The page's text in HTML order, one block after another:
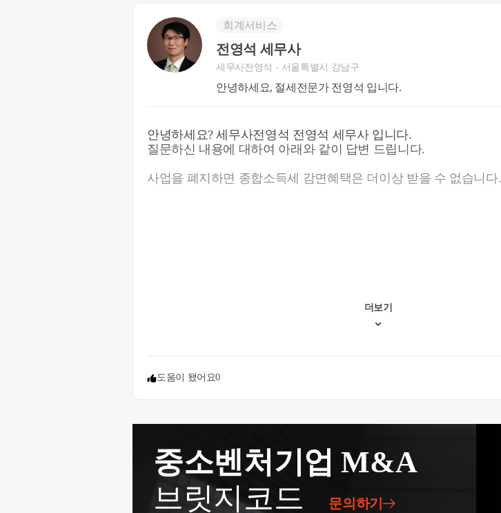
회계서비스
전영석 세무사
세무사전영석 서울특별시 강남구
안녕하세요, 절세전문가 전영석 입니다.
안녕하세요? 세무사전영석 전영석 세무사 입니다.
질문하신 내용에 대하여 아래와 같이 답변 드립니다.
사업을 폐지하면 종합소득세 감면혜택은 더이상 받을 수 없습니다.
더보기
도움이 됐어요0
중소벤처기업 M&A
브릿지코드
문의하기